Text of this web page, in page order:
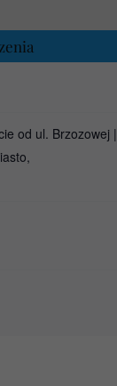
od ul. Brzozowej |
,